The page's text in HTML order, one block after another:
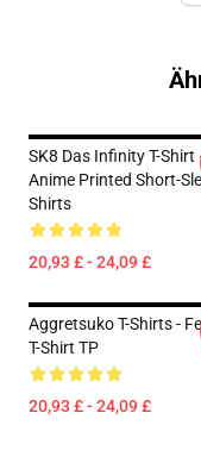
SK8 Das Infinity T-Shirt
Anime Printed Short-
Shirts
20,93 £ - 24,09 £
Aggretsuko T-Shirts -
T-Shirt TP
20,93 £ - 24,09 £